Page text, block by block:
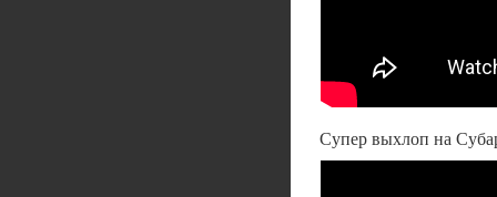
Супер выхлоп на